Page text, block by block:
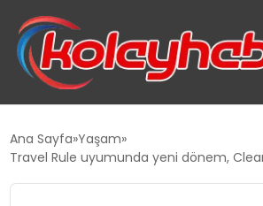
Ana Sayfa Yaşam
Travel Rule uyumunda yeni dönem,